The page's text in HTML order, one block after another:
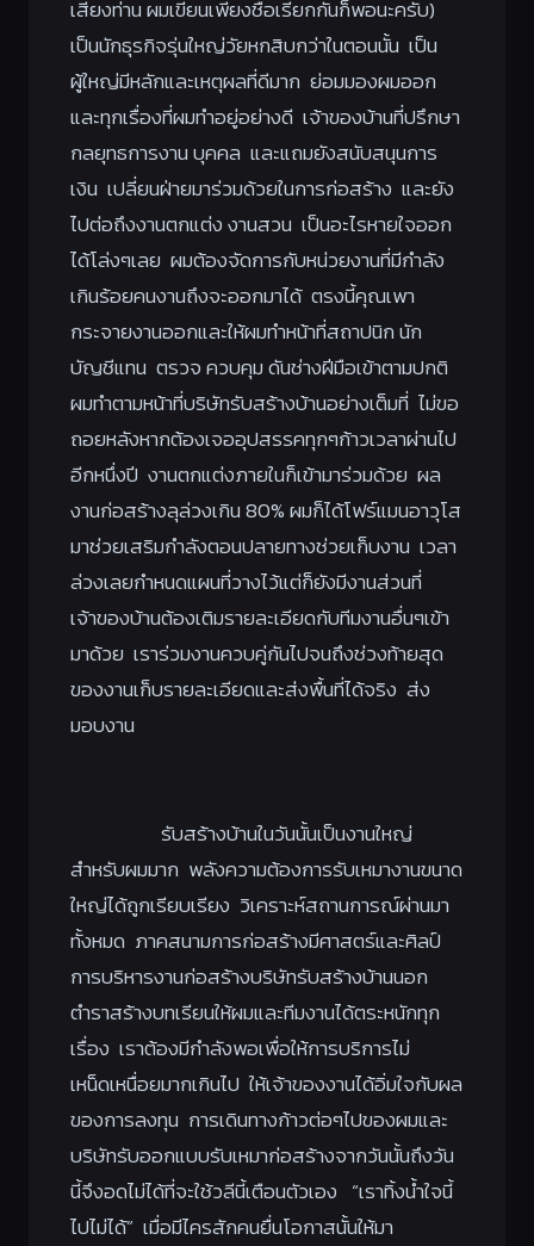
เสียงท่าน ผมเขียนเพียงชื่อเรียกกันก็พอนะครับ)
เป็นนักธุรกิจรุ่นใหญ่วัยหกสิบกว่าในตอนนั้น เป็น
ผู้ใหญ่มีหลักและเหตุผลที่ดีมาก ย่อมมองผมออก
และทุกเรื่องที่ผมทำอยู่อย่างดี เจ้าของบ้านที่ปรึกษา
กลยุทธการงาน บุคคล และแถมยังสนับสนุนการ
เงิน เปลี่ยนฝ่ายมาร่วมด้วยในการก่อสร้าง และยัง
ไปต่อถึงงานตกแต่ง งานสวน เป็นอะไรหายใจออก
ได้โล่งๆเลย ผมต้องจัดการกับหน่วยงานที่มีกำลัง
เกินร้อยคนงานถึงจะออกมาได้ ตรงนี้คุณเพา
กระจายงานออกและให้ผมทำหน้าที่สถาปนิก นัก
บัญชีแทน ตรวจ ควบคุม ดันช่างฝีมือเข้าตามปกติ
ผมทำตามหน้าที่บริษัทรับสร้างบ้านอย่างเต็มที่ ไม่ขอ
ถอยหลังหากต้องเจออุปสรรคทุกๆก้าวเวลาผ่านไป
อีกหนึ่งปี งานตกแต่งภายในก็เข้ามาร่วมด้วย ผล
งานก่อสร้างลุล่วงเกิน 80% ผมก็ได้โฟร์แมนอาวุโส
มาช่วยเสริมกำลังตอนปลายทางช่วยเก็บงาน เวลา
ล่วงเลยกำหนดแผนที่วางไว้แต่ก็ยังมีงานส่วนที่
เจ้าของบ้านต้องเติมรายละเอียดกับทีมงานอื่นๆเข้า
มาด้วย เราร่วมงานควบคู่กันไปจนถึงช่วงท้ายสุด
ของงานเก็บรายละเอียดและส่งพื้นที่ได้จริง ส่ง
มอบงาน
รับสร้างบ้านในวันนั้นเป็นงานใหญ่
สำหรับผมมาก พลังความต้องการรับเหมางานขนาด
ใหญ่ได้ถูกเรียบเรียง วิเคราะห์สถานการณ์ผ่านมา
ทั้งหมด ภาคสนามการก่อสร้างมีศาสตร์และศิลป์
การบริหารงานก่อสร้างบริษัทรับสร้างบ้านนอก
ตำราสร้างบทเรียนให้ผมและทีมงานได้ตระหนักทุก
เรื่อง เราต้องมีกำลังพอเพื่อให้การบริการไม่
เหน็ดเหนื่อยมากเกินไป ให้เจ้าของงานได้อิ่มใจกับผล
ของการลงทุน การเดินทางก้าวต่อๆไปของผมและ
บริษัทรับออกแบบรับเหมาก่อสร้างจากวันนั้นถึงวัน
นี้จึงอดไม่ได้ที่จะใช้วลีนี้เตือนตัวเอง “เราทิ้งน้ำใจนี้
ไปไม่ได้” เมื่อมีไครสักคนยื่นโอกาสนั้นให้มา